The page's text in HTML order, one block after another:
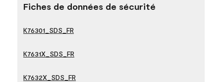
Fiches de données de sécurité
K76301_SDS_FR
K7631X_SDS_FR
K7632X_SDS_FR